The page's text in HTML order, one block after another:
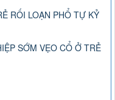
RỐI LOẠN PHỔ TỰ KỶ
SỚM VẸO CỔ Ở TRẺ